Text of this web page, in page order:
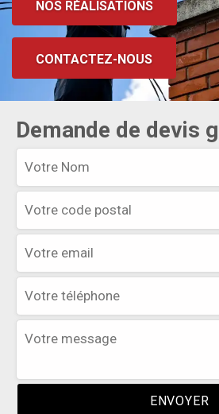
NOS RÉALISATIONS
CONTACTEZ-NOUS
Demande de devis